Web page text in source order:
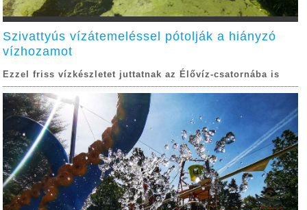
Szivattyús vízátemeléssel pótolják a hiányzó
vízhozamot
Ezzel friss vízkészletet juttatnak az Élővíz-csatornába is